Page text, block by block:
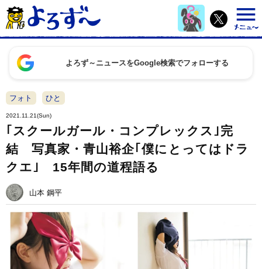
よろず～ニュースをGoogle検索でフォローする
フォト ひと
2021.11.21(Sun)
｢スクールガール・コンプレックス｣完
結 写真家・青山裕企｢僕にとってはドラ
クエ｣ 15年間の道程語る
山本 鋼平